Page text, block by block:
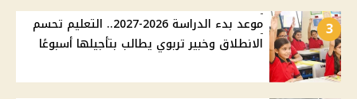
3
موعد بدء الدراسة 2026-2027.. التعليم تحسم
الانطلاق وخبير تربوي يطالب بتأجيلها أسبوعًا